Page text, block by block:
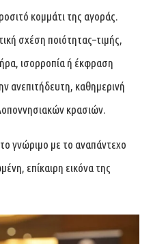
κομμάτι της αγοράς.
σχέση ποιότητας–τιμής,
ισορροπία ή έκφραση
ανεπιτήδευτη, καθημερινή
κρασιών.
γνώριμο με το αναπάντεχο
επίκαιρη εικόνα της